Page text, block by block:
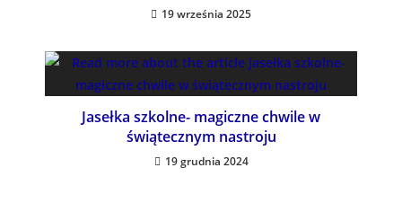
19 września 2025
Jasełka szkolne- magiczne chwile w
świątecznym nastroju
19 grudnia 2024